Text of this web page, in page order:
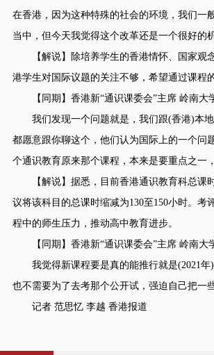
在香港，因为这种特殊的社会的环境，我们一
当中，但今天我觉得这个改革还是一个很好的机
【解说】除培养学生的香港情怀、国家观念
港学生对国际议题的关注不够，希望通过课程
【同期】香港新“通识课委会”主席 岭南大
我们发现一个问题就是，我们跟(香港)本地
都愿意跟你聊这个，他们认为国际上的一个问
个通识教育原来那个课程，本来是要重点之一
【解说】据悉，目前香港通识教育科总课时
议将该科目的总课时缩减为130至150小时。
程中的师生压力，推动高中教育进步。
【同期】香港新“通识课委会”主席 岭南大
我觉得新课程要是真的能推行就是(2021年
也不需要为了去考那个公开试，强迫自己把一
记者 范思忆 李越 香港报道